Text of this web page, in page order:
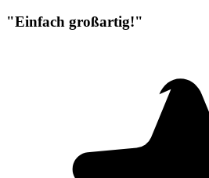
"Einfach großartig!"